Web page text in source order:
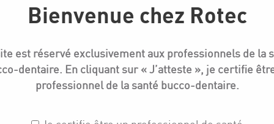
EV Série – Base titane
2.0
Bienvenue chez Rotec
est réservé exclusivement aux professionnels de la
dentaire. En cliquant sur « J’atteste », je certifie
professionnel de la santé bucco-dentaire.